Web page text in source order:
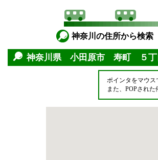
神奈川の住所から検索
神奈川県 小田原市 寿町 ５丁
ポインタをマウ
また、POPされ